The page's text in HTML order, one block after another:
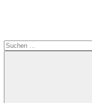
Suchen
nach: